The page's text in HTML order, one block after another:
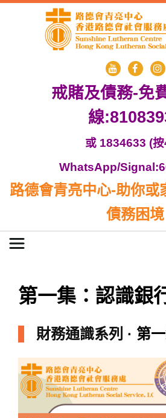
戒賭及債務-免
線
或 1834633 (
WhatsApp/
路德會青亮中心-助你或
債務困境
第一集：認識銀
財務通識系列 · 第一